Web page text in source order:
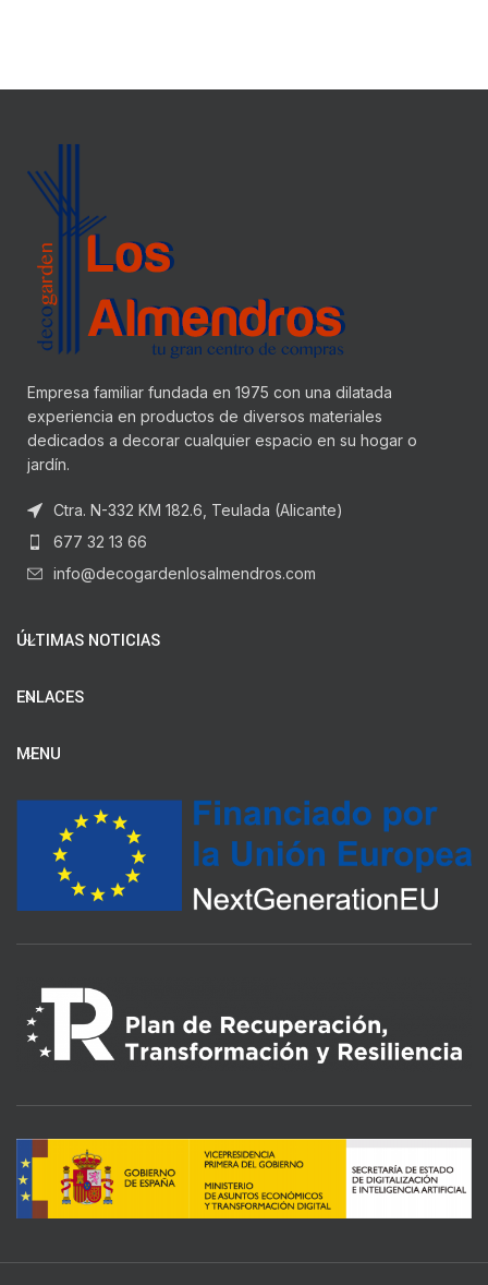
Empresa familiar fundada en 1975 con una dilatada
experiencia en productos de diversos materiales
dedicados a decorar cualquier espacio en su hogar o
jardín.
Ctra. N-332 KM 182.6, Teulada (Alicante)
677 32 13 66
info@decogardenlosalmendros.com
ÚLTIMAS NOTICIAS
ENLACES
MENU